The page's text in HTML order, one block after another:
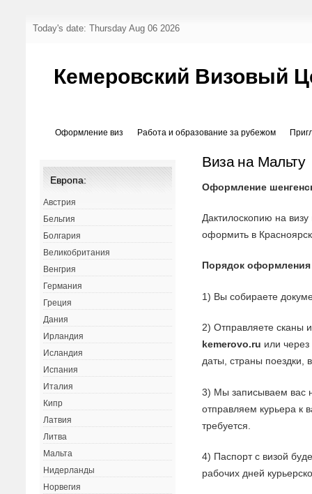
Today's date: Thursday Aug 06 2026
Кемеровский Визовый
Оформление виз Работа и образование за рубежом
Виза на Мальту
Оформление
Дактилоскопию на
оформить в
Порядок
1) Вы собираете
2) Отправляете сканы
kemerovo.ru или
даты, страны поездки,
3) Мы записываем вас
отправляем курьера к
требуется.
4) Паспорт с визой
рабочих дней
Европа:
Австрия
Бельгия
Болгария
Великобритания
Венгрия
Германия
Греция
Дания
Ирландия
Исландия
Испания
Италия
Кипр
Латвия
Литва
Мальта
Нидерланды
Норвегия